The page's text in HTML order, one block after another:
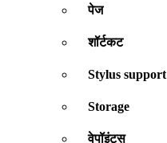
पेज
शॉर्टकट
Stylus support
Storage
वेपॉइंट्स